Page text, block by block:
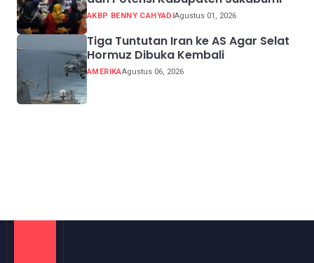
AKBP BENNY CAHYADIAgustus 01, 2026
Tiga Tuntutan Iran ke AS Agar Selat
Hormuz Dibuka Kembali
AMERIKAAgustus 06, 2026